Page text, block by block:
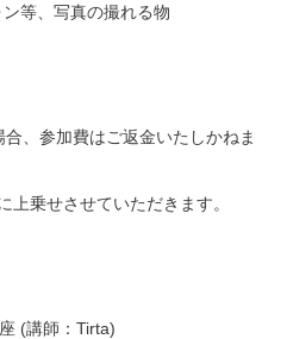
等、写真の撮れる物
、参加費はご返金いたしかねま
乗せさせていただきます。
(講師：Tirta)